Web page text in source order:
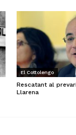
El Cottolengo
Rescatant al
Llarena